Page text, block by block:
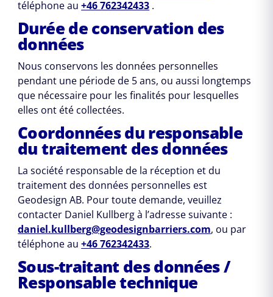
téléphone au+46 762342433 .
Durée de conservation des
données
Nous conservons les données personnelles
pendant une période de 5 ans, ou aussi longtemps
que nécessaire pour les finalités pour lesquelles
elles ont été collectées.
Coordonnées du responsable
du traitement des données
La société responsable de la réception et du
traitement des données personnelles est
Geodesign AB. Pour toute demande, veuillez
contacter Daniel Kullberg à l’adresse suivante :
daniel.kullberg@geodesignbarriers.com, ou par
téléphone au+46 762342433.
Sous-traitant des données /
Responsable technique